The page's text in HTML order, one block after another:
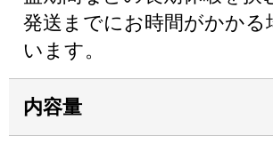
発送までにお時間がかかる
います。
内容量